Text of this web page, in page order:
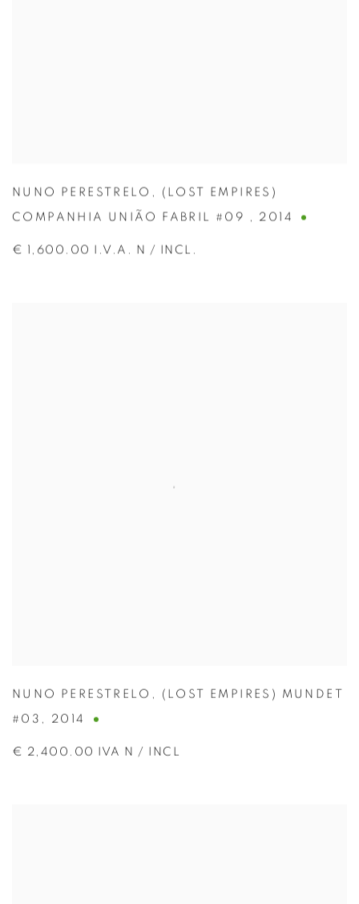
NUNO PERESTRELO , (LOST EMPIRES)
COMPANHIA UNIÃO FABRIL #09 , 2014
€ 1,600.00 I.V.A. N / INCL.
NUNO PERESTRELO , (LOST EMPIRES) MUNDET
#03 , 2014
€ 2,400.00 IVA N / INCL